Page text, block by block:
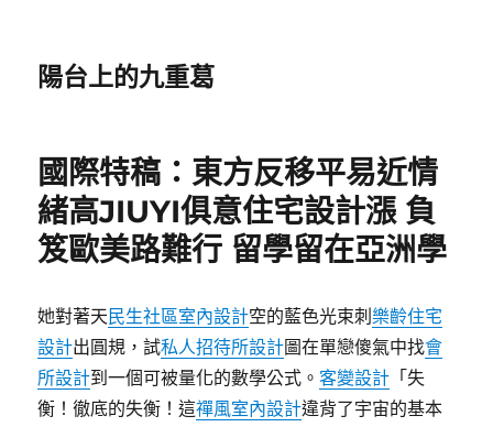
陽台上的九重葛
國際特稿：東方反移平易近情
緒高JIUYI俱意住宅設計漲 負
笈歐美路難行 留學留在亞洲學
她對著天 民生社區室內設計空的藍色光束刺樂齡住宅
設計出圓規，試私人招待所設計圖在單戀傻氣中找會
所設計到一個可被量化的數學公式。客變設計 「失
衡！徹底的失衡！這禪風室內設計違背了宇宙的基本